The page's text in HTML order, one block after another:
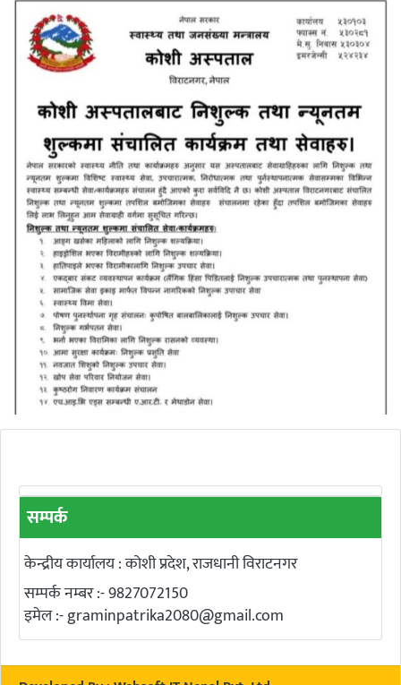
सम्पर्क
केन्द्रीय कार्यालय : कोशी प्रदेश, राजधानी विराटनगर
सम्पर्क नम्बर :- 9827072150
इमेल :-graminpatrika2080@gmail.com